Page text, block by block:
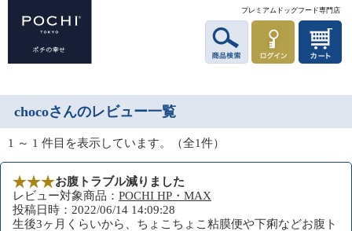
プレミアムドッグフード専門店
chocoさんのレビュー一覧
1 ～ 1 件目を表示しています。（全1件）
お腹トラブル減りました
レビュー対象商品： POCHI HP・MAX
投稿日時：2022/06/14 14:09:28
生後3ヶ月くらいから、ちょこちょこ粘膜便や下痢などお腹ト